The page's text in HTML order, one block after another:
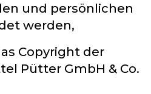
und persönlichen
werden,
Copyright der
Pütter GmbH & Co.